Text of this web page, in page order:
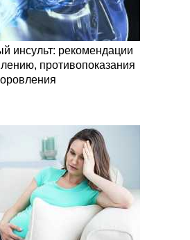
инсульт: рекомендации
противопоказания